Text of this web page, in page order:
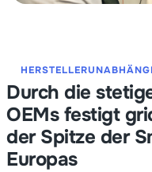
Durch die
OEMs festigt
der Spitze der
Europas